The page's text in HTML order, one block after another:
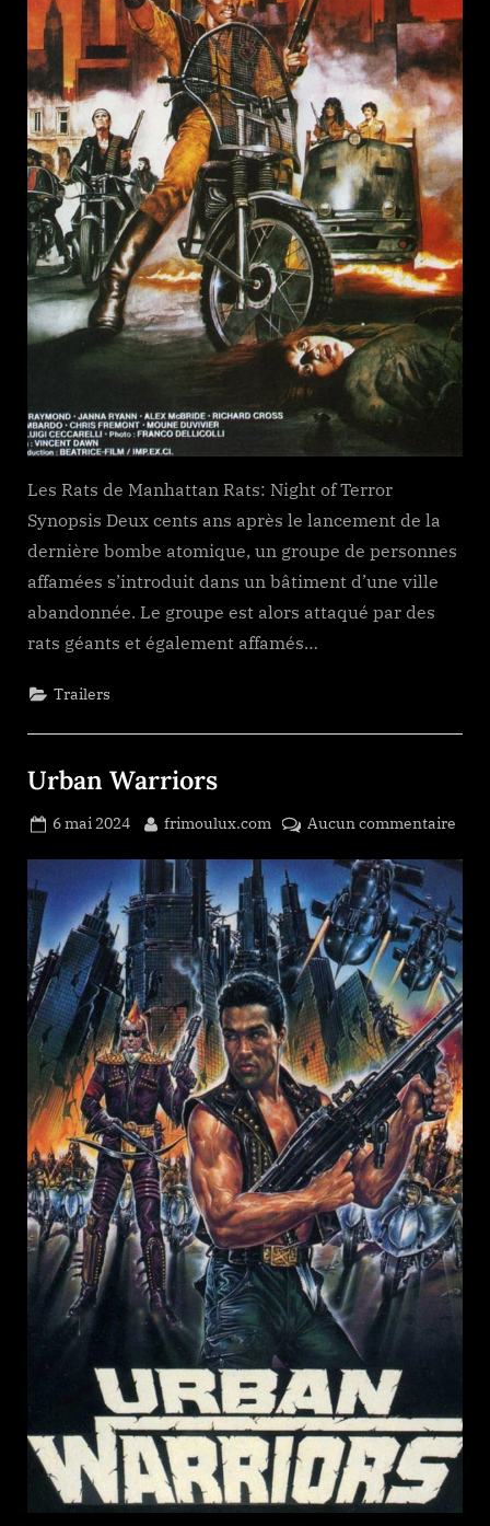
Les Rats de Manhattan Rats: Night of Terror
Synopsis Deux cents ans après le lancement de la
dernière bombe atomique, un groupe de personnes
affamées s’introduit dans un bâtiment d’une ville
abandonnée. Le groupe est alors attaqué par des
rats géants et également affamés…
Trailers
Urban Warriors
Posted
6 mai 2024 By
frimoulux.com Aucun commentairesur